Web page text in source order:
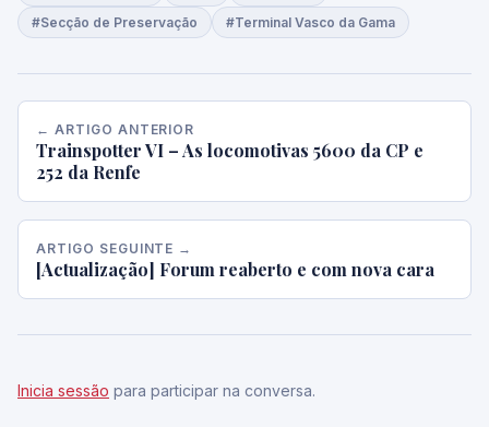
#Secção de Preservação
#Terminal Vasco da Gama
← ARTIGO ANTERIOR
Trainspotter VI – As locomotivas 5600 da CP e
252 da Renfe
ARTIGO SEGUINTE →
[Actualização] Forum reaberto e com nova cara
Inicia sessão para participar na conversa.